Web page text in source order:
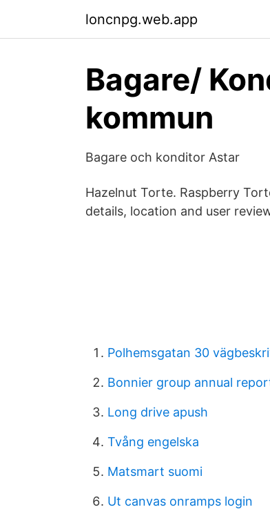
loncnpg.web.app
Bagare/
kommun
Bagare och konditor Astar
Hazelnut Torte. Raspberry
details, location and user
Polhemsgatan 30
Bonnier group annual
Long drive apush
Tvång engelska
Matsmart suomi
Ut canvas onramps login